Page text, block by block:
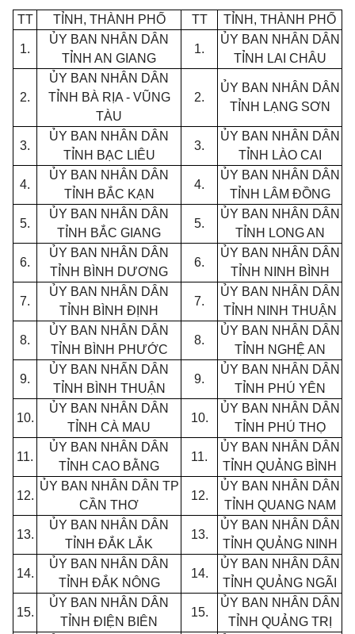
TT TỈNH, THÀNH PHỐ TT TỈNH, THÀNH PHỐ
1.
ỦY BAN NHÂN DÂN
TỈNH AN GIANG
1.
ỦY BAN NHÂN DÂN
TỈNH LAI CHÂU
2.
ỦY BAN NHÂN DÂN
TỈNH BÀ RỊA - VŨNG
TÀU
2.
ỦY BAN NHÂN DÂN
TỈNH LẠNG SƠN
3.
ỦY BAN NHÂN DÂN
TỈNH BẠC LIÊU
3.
ỦY BAN NHÂN DÂN
TỈNH LÀO CAI
4.
ỦY BAN NHÂN DÂN
TỈNH BẮC KẠN
4.
ỦY BAN NHÂN DÂN
TỈNH LÂM ĐỒNG
5.
ỦY BAN NHÂN DÂN
TỈNH BẮC GIANG
5.
ỦY BAN NHÂN DÂN
TỈNH LONG AN
6.
ỦY BAN NHÂN DÂN
TỈNH BÌNH DƯƠNG
6.
ỦY BAN NHÂN DÂN
TỈNH NINH BÌNH
7.
ỦY BAN NHÂN DÂN
TỈNH BÌNH ĐỊNH
7.
ỦY BAN NHÂN DÂN
TỈNH NINH THUẬN
8.
ỦY BAN NHÂN DÂN
TỈNH BÌNH PHƯỚC
8.
ỦY BAN NHÂN DÂN
TỈNH NGHỆ AN
9.
ỦY BAN NHẤN DÂN
TỈNH BÌNH THUẬN
9.
ỦY BAN NHÂN DÂN
TỈNH PHÚ YÊN
10.
ỦY BAN NHÂN DÂN
TỈNH CÀ MAU
10.
ỦY BAN NHÂN DÂN
TỈNH PHÚ THỌ
11.
ỦY BAN NHÂN DÂN
TỈNH CAO BẰNG
11.
ỦY BAN NHÂN DÂN
TỈNH QUẢNG BÌNH
12.
ỦY BAN NHÂN DÂN TP
CẦN THƠ
12.
ỦY BAN NHÂN DÂN
TỈNH QUANG NAM
13.
ỦY BAN NHÂN DÂN
TỈNH ĐẮK LẮK
13.
ỦY BAN NHÂN DÂN
TỈNH QUẢNG NINH
14.
ỦY BAN NHÂN DÂN
TỈNH ĐẮK NÔNG
14.
ỦY BAN NHÂN DÂN
TỈNH QUẢNG NGÃI
15.
ỦY BAN NHÂN DÂN
TỈNH ĐIỆN BIÊN
15.
ỦY BAN NHÂN DÂN
TỈNH QUẢNG TRỊ